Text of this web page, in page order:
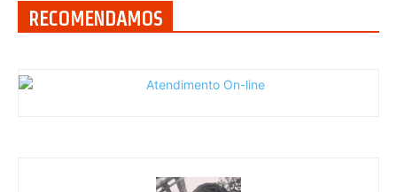
RECOMENDAMOS